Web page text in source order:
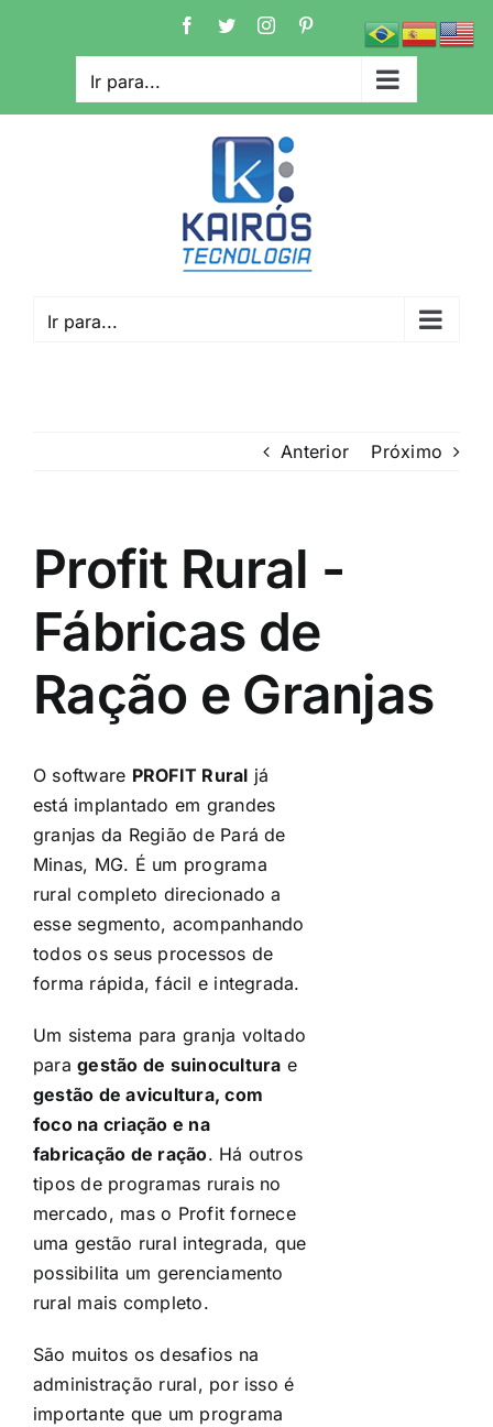
conteúdo
Facebook
TwitterInstagramPinterest
Ir para...
Ir para...
Anterior Próximo
Profit Rural -
Fábricas de
Ração e Granjas
O software PROFIT Rural já
está implantado em grandes
granjas da Região de Pará de
Minas, MG. É um programa
rural completo direcionado a
esse segmento, acompanhando
todos os seus processos de
forma rápida, fácil e integrada.
Um sistema para granja voltado
paragestão de suinocultura e
gestão de avicultura, com
foco na criação e na
fabricação de ração. Há outros
tipos de programas rurais no
mercado, mas o Profit fornece
uma gestão rural integrada, que
possibilita um gerenciamento
rural mais completo.
São muitos os desafios na
administração rural, por isso é
importante que um programa